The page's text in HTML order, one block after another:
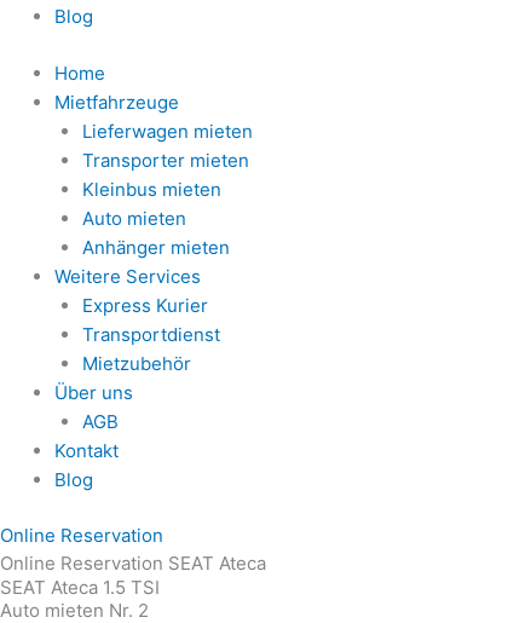
Blog
Home
Mietfahrzeuge
Lieferwagen mieten
Transporter mieten
Kleinbus mieten
Auto mieten
Anhänger mieten
Weitere Services
Express Kurier
Transportdienst
Mietzubehör
Über uns
AGB
Kontakt
Blog
Online Reservation
Online Reservation SEAT Ateca
SEAT Ateca 1.5 TSI
Auto mieten Nr. 2